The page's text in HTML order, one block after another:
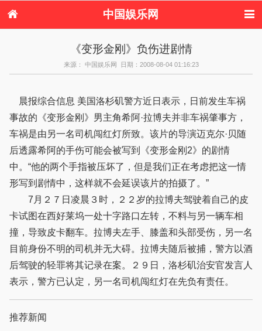
中国娱乐网
日本娱乐 韩国娱乐
音乐新闻 影视新闻
内地明星八卦
八卦
《变形金刚》负伤进剧情
来源： 中国娱乐网 日期：2008-08-04 01:16:23
晨报综合信息 美国洛杉矶警方近日表示，日前发生车祸
事故的《变形金刚》男主角希阿·拉博夫并非车祸肇事方，
车祸是由另一名司机闯红灯所致。该片的导演迈克尔·贝随
后透露希阿的手伤可能会被写到《变形金刚2》的剧情
中。“他的两个手指被压坏了，但是我们正在考虑把这一情
形写到剧情中，这样就不会延误该片的拍摄了。”
7月２７日凌晨３时，２２岁的拉博夫驾驶着自己的皮
卡试图在西好莱坞一处十字路口左转，不料与另一辆车相
撞，导致皮卡翻车。拉博夫左手、膝盖和头部受伤，另一名
目前身份不明的司机并无大碍。拉博夫随后被捕，警方以酒
后驾驶的轻罪将其记录在案。２９日，洛杉矶治安官发言人
表示，警方已认定，另一名司机闯红灯在先负有责任。
推荐新闻